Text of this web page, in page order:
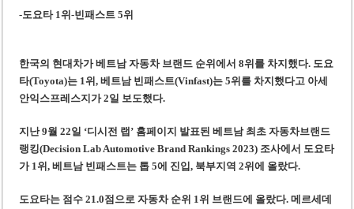
케펠, 투티엠 엠파이어시티 지분 전량 2억7000만 달러에 매각
베트남주식 HAT, 15년 연속 현금 배당…주당 3,000동 지급
‘1,000억 달러 남북고속철 투자’ 호언장담 메콜로르 회장 체포
베트남 세무당국, 납세자 정보 공개 기준·절차 명확화
-도요타 1위-빈패스트 5위
한국의 현대차가 베트남 자동차 브랜드 순위에서 8위를 차지했다. 도요
타(Toyota)는 1위, 베트남 빈패스트(Vinfast)는 5위를 차지했다고 아세
안익스프레스지가 2일 보도했다.
지난 9월 22일 ‘디시전 랩’ 홈페이지 발표된 베트남 최초 자동차브랜드
랭킹(Decision Lab Automotive Brand Rankings 2023) 조사에서 도요타
가 1위, 베트남 빈패스트는 톱 5에 진입, 북부지역 2위에 올랐다.
도요타는 점수 21.0점으로 자동차 순위 1위 브랜드에 올랐다. 메르세데